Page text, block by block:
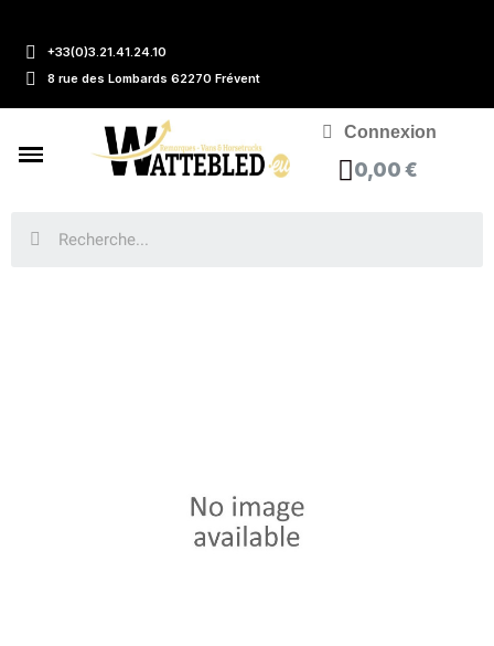
+33(0)3.21.41.24.10
8 rue des Lombards 62270 Frévent
Connexion
0,00 €